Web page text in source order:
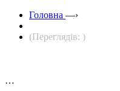
Головна —›
(Переглядів: )
…